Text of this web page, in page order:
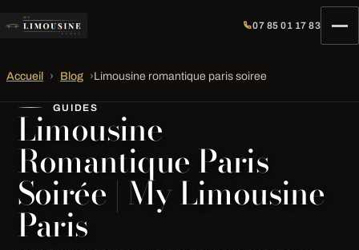
07 85 01 17 83
Accueil › Blog ›Limousine romantique paris soiree
GUIDES
Limousine
Romantique Paris
Soirée | My Limousine
Paris